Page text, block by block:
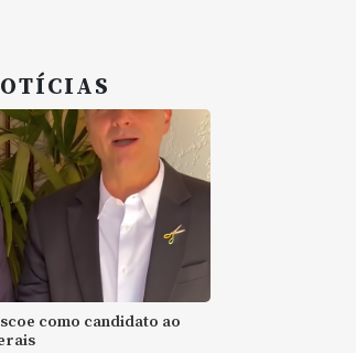
como candidato ao